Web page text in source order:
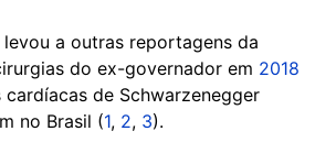
a outras reportagens da
do ex-governador em 2018
cardíacas de Schwarzenegger
no Brasil (1, 2, 3).